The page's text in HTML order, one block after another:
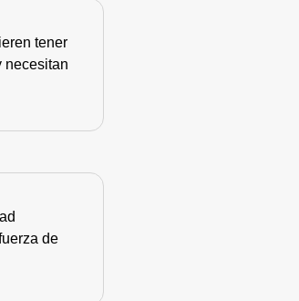
tener
necesitan
de